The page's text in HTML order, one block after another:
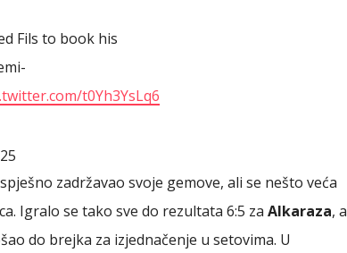
Fils to book his
t0Yh3YsLq6
zadržavao svoje gemove, ali se nešto veća
Igralo se tako sve do rezultata 6:5 za Alkaraza, a
do brejka za izjednačenje u setovima. U